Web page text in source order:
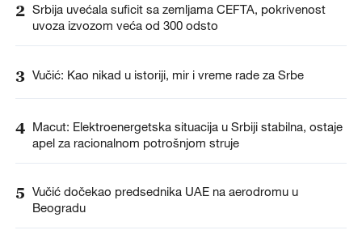
2 Srbija uvećala suficit sa zemljama CEFTA, pokrivenost
uvoza izvozom veća od 300 odsto
3 Vučić: Kao nikad u istoriji, mir i vreme rade za Srbe
4 Macut: Elektroenergetska situacija u Srbiji stabilna, ostaje
apel za racionalnom potrošnjom struje
5 Vučić dočekao predsednika UAE na aerodromu u
Beogradu